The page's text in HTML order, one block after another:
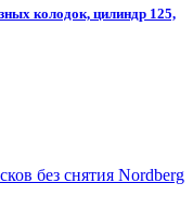
колодок, цилиндр 125,